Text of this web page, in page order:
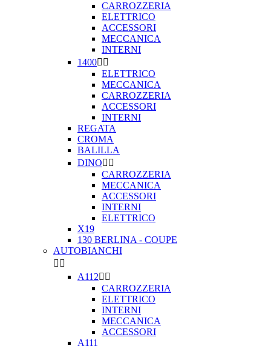
CARROZZERIA
ELETTRICO
ACCESSORI
MECCANICA
INTERNI
1400 
ELETTRICO
MECCANICA
CARROZZERIA
ACCESSORI
INTERNI
REGATA
CROMA
BALILLA
DINO 
CARROZZERIA
MECCANICA
ACCESSORI
INTERNI
ELETTRICO
X19
130 BERLINA - COUPE
AUTOBIANCHI
 
A112 
CARROZZERIA
ELETTRICO
INTERNI
MECCANICA
ACCESSORI
A111